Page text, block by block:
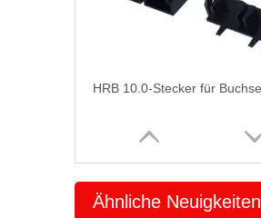
Ähnliche Neuigkeiten